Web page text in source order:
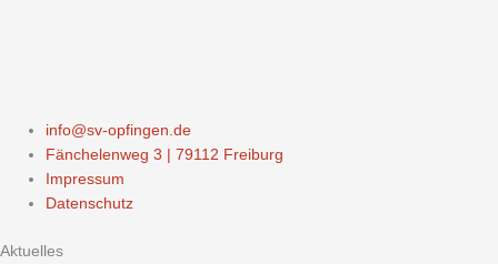
info@sv-opfingen.de
Fänchelenweg 3 | 79112 Freiburg
Impressum
Datenschutz
Aktuelles